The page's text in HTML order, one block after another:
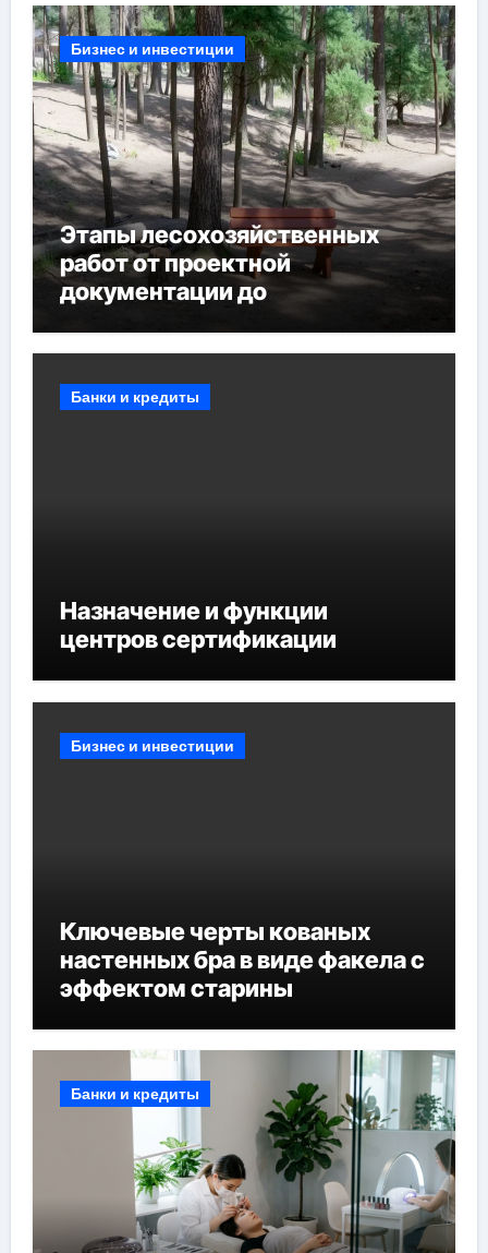
Бизнес и инвестиции
Этапы лесохозяйственных
работ от проектной
документации до
мероприятий и обустройства
Банки и кредиты
Назначение и функции
центров сертификации
Бизнес и инвестиции
Ключевые черты кованых
настенных бра в виде факела с
эффектом старины
Банки и кредиты